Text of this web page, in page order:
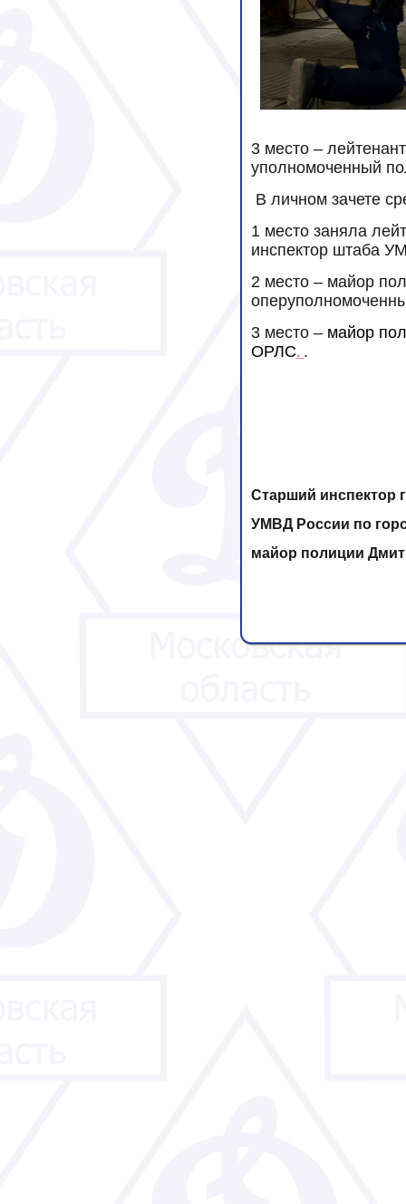
3 место –
уполномоченный
В личном зачете
1 место заняла
инспектор штаба
2 место – майор
3 место – майор
ОРЛС. .
Старший инспектор
УМВД России по
майор полиции